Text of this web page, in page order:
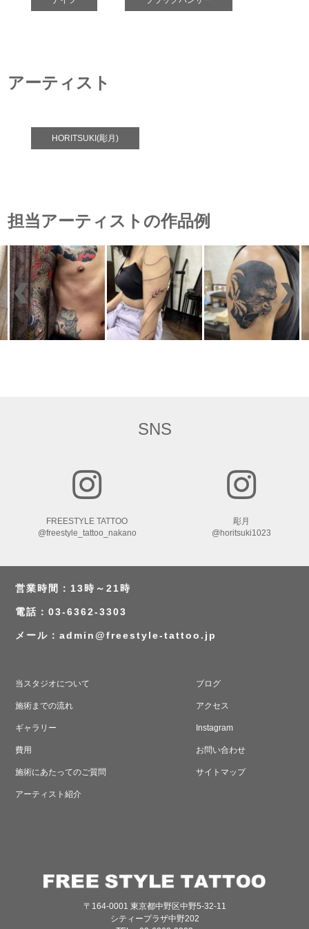
アーティスト
HORITSUKI(彫月)
担当アーティストの作品例
SNS
FREESTYLE TATTOO
@freestyle_tattoo_nakano
彫月
@horitsuki1023
営業時間：13時～21時
電話：03-6362-3303
メール：admin@freestyle-tattoo.jp
当スタジオについて ブログ
施術までの流れ アクセス
ギャラリー Instagram
費用 お問い合わせ
施術にあたってのご質問 サイトマップ
アーティスト紹介
〒164-0001 東京都中野区中野5-32-11
シティープラザ中野202